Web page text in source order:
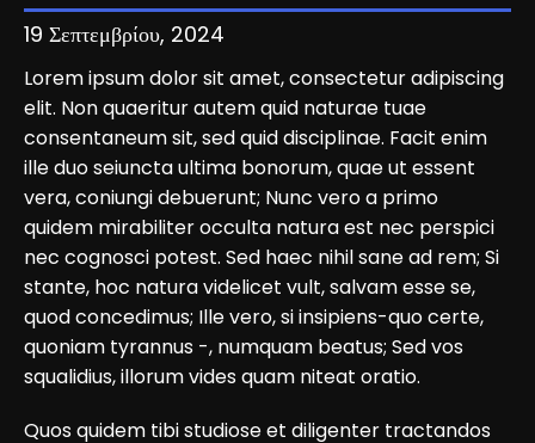
19 Σεπτεμβρίου, 2024
Lorem ipsum dolor sit amet, consectetur adipiscing
elit. Non quaeritur autem quid naturae tuae
consentaneum sit, sed quid disciplinae. Facit enim
ille duo seiuncta ultima bonorum, quae ut essent
vera, coniungi debuerunt; Nunc vero a primo
quidem mirabiliter occulta natura est nec perspici
nec cognosci potest. Sed haec nihil sane ad rem; Si
stante, hoc natura videlicet vult, salvam esse se,
quod concedimus; Ille vero, si insipiens-quo certe,
quoniam tyrannus -, numquam beatus; Sed vos
squalidius, illorum vides quam niteat oratio.
Quos quidem tibi studiose et diligenter tractandos